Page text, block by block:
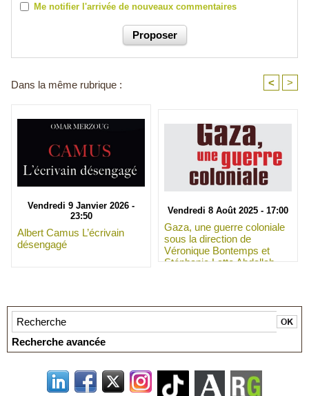
Me notifier l'arrivée de nouveaux commentaires
Dans la même rubrique : < >
Vendredi 9 Janvier 2026 -
23:50
Albert Camus L’écrivain
désengagé
Vendredi 8 Août 2025 - 17:00
Gaza, une guerre coloniale
sous la direction de
Véronique Bontemps et
Stéphanie Latte Abdallah
Recherche avancée